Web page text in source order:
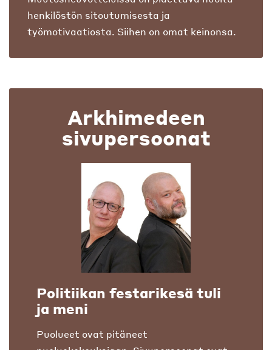
henkilöstön sitoutumisesta ja
työmotivaatiosta. Siihen on omat keinonsa.
Arkhimedeen
sivupersoonat
Politiikan festarikesä tuli
ja meni
Puolueet ovat pitäneet